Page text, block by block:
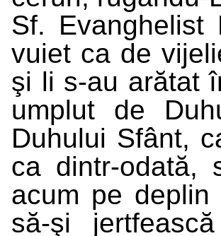
Sf.
vuiet ca de
şi li s-au arătat
umplut de
Duhului Sfânt,
ca dintr-odată,
acum pe
să-şi